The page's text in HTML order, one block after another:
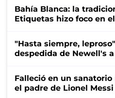
Bahía Blanca: la
Etiquetas hizo foco en
"Hasta siempre,
despedida de Newell's
Falleció en un
el padre de Lionel Messi